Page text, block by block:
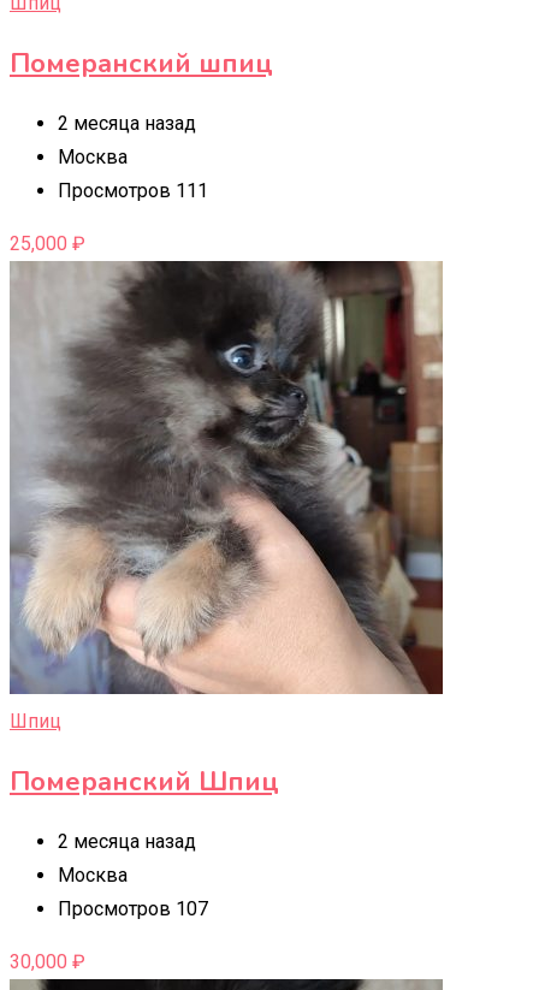
Померанский шпиц
2 месяца назад
Москва
Просмотров 111
25,000 ₽
Шпиц
Померанский Шпиц
2 месяца назад
Москва
Просмотров 107
30,000 ₽